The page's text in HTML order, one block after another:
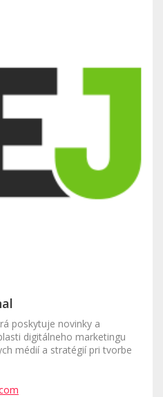
poskytuje novinky a
digitálneho marketingu
médií a stratégií pri tvorbe